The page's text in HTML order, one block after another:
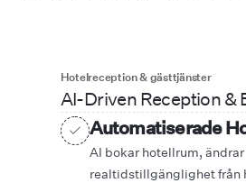
Hotelreception & gästtjänster
AI-Driven Reception &
Automatiserade
AI bokar hotellrum,
realtidstillgänglighet från